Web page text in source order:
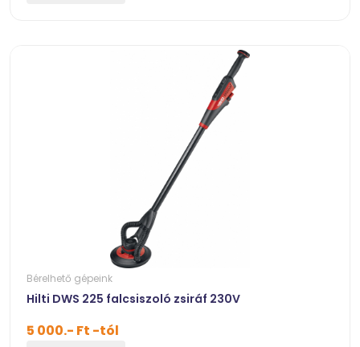
Bérelhető gépeink
Hilti DWS 225 falcsiszoló zsiráf 230V
5 000.- Ft -tól